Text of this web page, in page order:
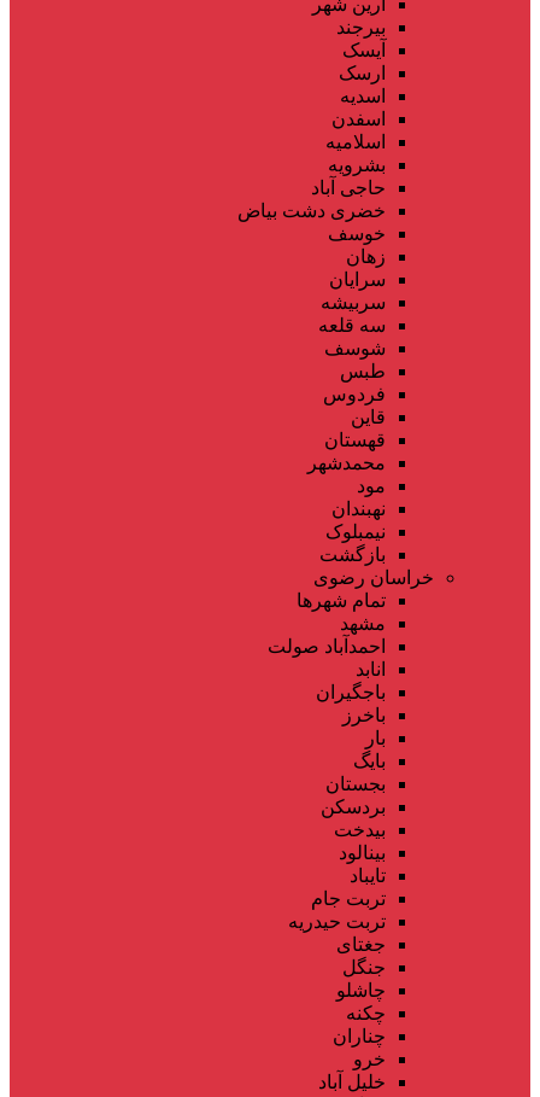
بیرجند
آیسک
ارسک
اسدیه
اسفدن
اسلامیه
بشرویه
حاجی آباد
خضری دشت بیاض
خوسف
زهان
سرایان
سربیشه
سه قلعه
شوسف
طبس
فردوس
قاین
قهستان
محمدشهر
مود
نهبندان
نیمبلوک
بازگشت
خراسان رضوی
تمام شهر‌ها
مشهد
احمدآباد صولت
انابد
باجگیران
باخرز
بار
بایگ
بجستان
بردسکن
بیدخت
بینالود
تایباد
تربت جام
تربت حیدریه
جغتای
جنگل
چاشلو
چکنه
چناران
خرو
خلیل آباد